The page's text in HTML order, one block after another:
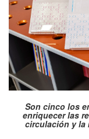
Son cinco los
enriquecer las
circulación y la